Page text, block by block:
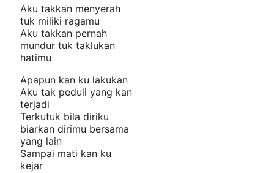
Aku takkan menyerah
tuk miliki ragamu
Aku takkan pernah
mundur tuk taklukan
hatimu
Apapun kan ku lakukan
Aku tak peduli yang kan
terjadi
Terkutuk bila diriku
biarkan dirimu bersama
yang lain
Sampai mati kan ku
kejar